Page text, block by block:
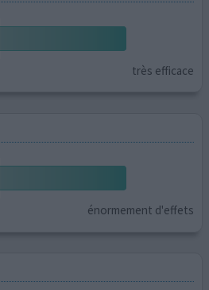
très efficace
énormement d'effets